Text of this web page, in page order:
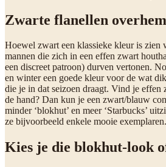
Zwarte flanellen
Hoewel zwart een klassieke kleur is zien
mannen die zich in een effen zwart
een discreet patroon) durven vertonen.
en winter een goede kleur voor de wat
die je in dat seizoen draagt. Vind je effen
de hand? Dan kun je een zwart/blauw
minder ‘blokhut’ en meer ‘Starbucks’
ze bijvoorbeeld enkele mooie exemplaren.
Kies je die blokhut-look